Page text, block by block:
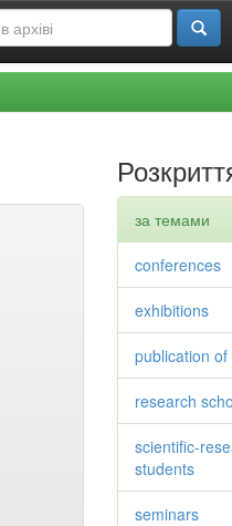
за темами
conferences
exhibitions
publication
research
scientific-
students
seminars